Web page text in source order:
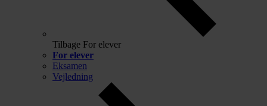
Tilbage For elever
For elever
Eksamen
Vejledning